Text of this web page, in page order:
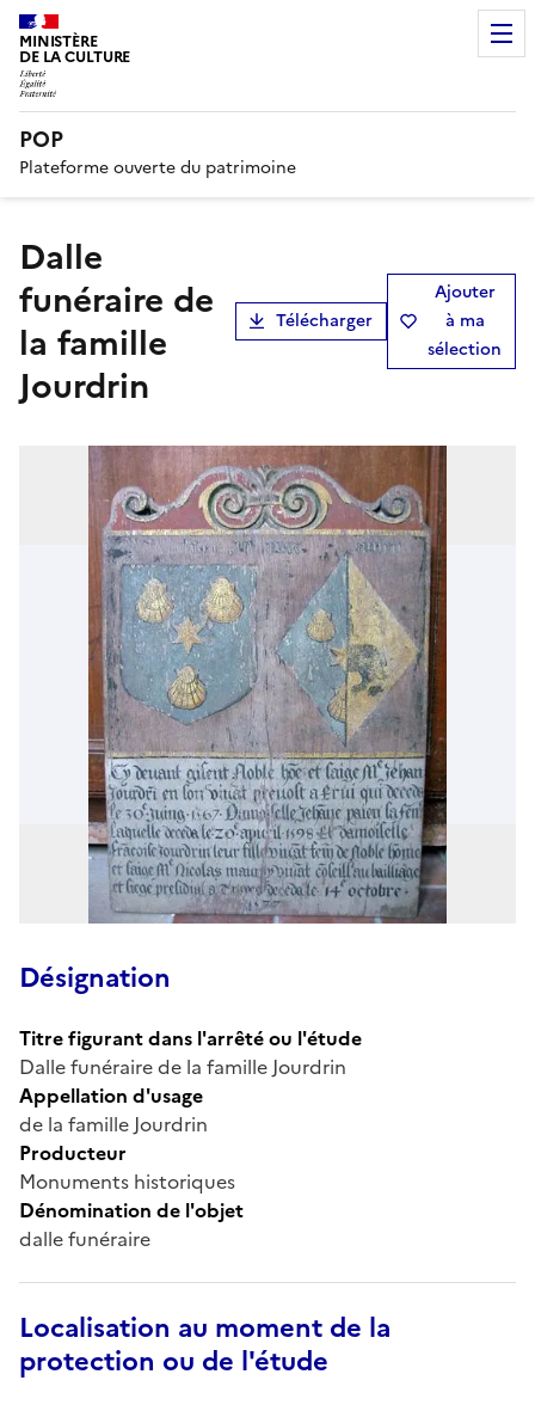
MINISTÈRE
DE LA CULTURE
POP
Plateforme ouverte du patrimoine
Dalle
funéraire de
la famille
Jourdrin
Télécharger
Ajouter
à ma
sélection
Désignation
Titre figurant dans l'arrêté ou l'étude
Dalle funéraire de la famille Jourdrin
Appellation d'usage
de la famille Jourdrin
Producteur
Monuments historiques
Dénomination de l'objet
dalle funéraire
Localisation au moment de la
protection ou de l'étude